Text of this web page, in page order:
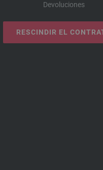
Devoluciones
RESCINDIR EL